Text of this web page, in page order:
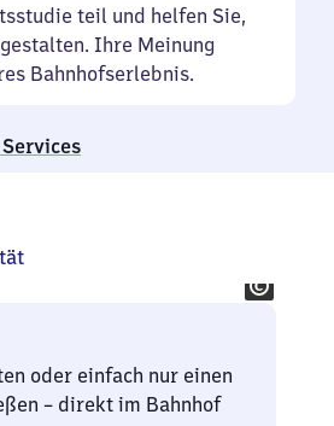
teil und helfen Sie,
Ihre Meinung
Bahnhofserlebnis.
oder einfach nur einen
– direkt im Bahnhof